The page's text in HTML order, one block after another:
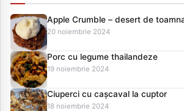
Apple Crumble – desert de
20 noiembrie 2024
Porc cu legume thailandeze
19 noiembrie 2024
Ciuperci cu cașcaval la cuptor
18 noiembrie 2024